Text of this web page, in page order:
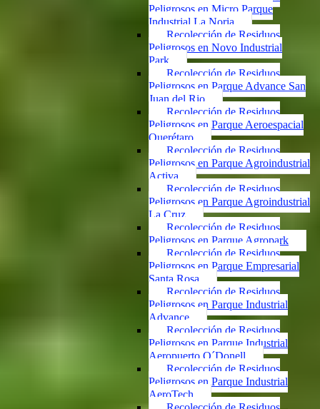
Peligrosos en Micro Parque
Industrial La Noria
Recolección de Residuos
Peligrosos en Novo Industrial
Park
Recolección de Residuos
Peligrosos en Parque Advance San
Juan del Rio
Recolección de Residuos
Peligrosos en Parque Aeroespacial
Querétaro
Recolección de Residuos
Peligrosos en Parque Agroindustrial
Activa
Recolección de Residuos
Peligrosos en Parque Agroindustrial
La Cruz
Recolección de Residuos
Peligrosos en Parque Agropark
Recolección de Residuos
Peligrosos en Parque Empresarial
Santa Rosa
Recolección de Residuos
Peligrosos en Parque Industrial
Advance
Recolección de Residuos
Peligrosos en Parque Industrial
Aeropuerto O´Donell
Recolección de Residuos
Peligrosos en Parque Industrial
AeroTech